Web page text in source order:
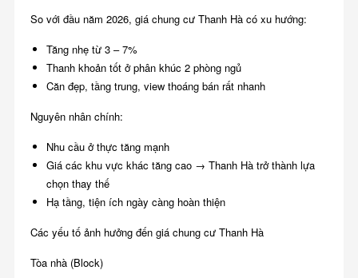
So với đầu năm 2026, giá chung cư Thanh Hà có xu hướng:
Tăng nhẹ từ 3 – 7%
Thanh khoản tốt ở phân khúc 2 phòng ngủ
Căn đẹp, tầng trung, view thoáng bán rất nhanh
Nguyên nhân chính:
Nhu cầu ở thực tăng mạnh
Giá các khu vực khác tăng cao → Thanh Hà trở thành lựa
chọn thay thế
Hạ tầng, tiện ích ngày càng hoàn thiện
Các yếu tố ảnh hưởng đến giá chung cư Thanh Hà
Tòa nhà (Block)